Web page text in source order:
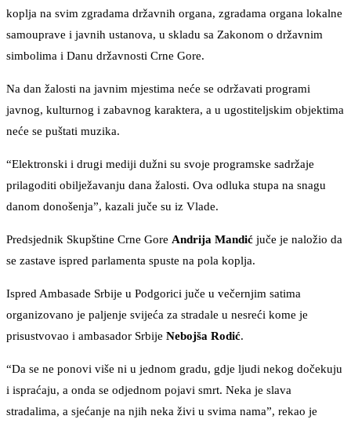
koplja na svim zgradama državnih organa, zgradama organa lokalne
samouprave i javnih ustanova, u skladu sa Zakonom o državnim
simbolima i Danu državnosti Crne Gore.
Na dan žalosti na javnim mjestima neće se održavati programi
javnog, kulturnog i zabavnog karaktera, a u ugostiteljskim objektima
neće se puštati muzika.
“Elektronski i drugi mediji dužni su svoje programske sadržaje
prilagoditi obilježavanju dana žalosti. Ova odluka stupa na snagu
danom donošenja”, kazali juče su iz Vlade.
Predsjednik Skupštine Crne Gore Andrija Mandić juče je naložio da
se zastave ispred parlamenta spuste na pola koplja.
Ispred Ambasade Srbije u Podgorici juče u večernjim satima
organizovano je paljenje svijeća za stradale u nesreći kome je
prisustvovao i ambasador Srbije Nebojša Rodić.
“Da se ne ponovi više ni u jednom gradu, gdje ljudi nekog dočekuju
i ispraćaju, a onda se odjednom pojavi smrt. Neka je slava
stradalima, a sjećanje na njih neka živi u svima nama”, rekao je